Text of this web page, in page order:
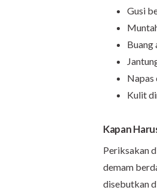
Gusi
Buang
Napas
Kulit
Kapan
Periksakan
demam
disebutkan